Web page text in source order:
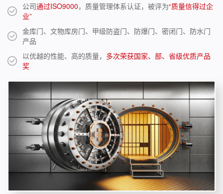
公司通过ISO9000，质量管理体系认证，被评为“质量信得过企
业”
金库门、文物库房门、甲级防盗门、防爆门、密闭门、防水门
产品
以优越的性能、高的质量， 多次荣获国家、部、省级优质产品
奖